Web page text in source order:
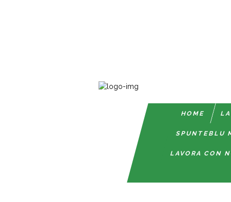
HOME
SPUNTEBLU
LAVORA CON